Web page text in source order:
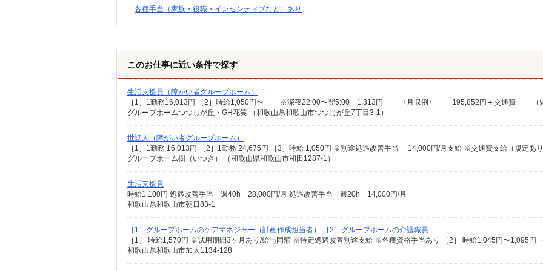
各種手当（家族・役職・インセンティブなど）あり
このお仕事に近い条件で探す
生活支援員（障がい者グループホーム）
グループホームつつじが丘・GH花笑 （和歌山県和歌山市つつじが丘7丁目3-1）
世話人（障がい者グループホーム）
［1］1勤務 16,013円 ［2］1勤務 24,675円 ［3］時給 1,050円 ※別途処遇改善手当 14,000円/月支給 ※交通費支給（規定あり
グループホーム樹（いつき） （和歌山県和歌山市和田1287-1）
生活支援員
時給1,100円 処遇改善手当 週40h 28,000円/月 処遇改善手当 週20h 14,000円/月
和歌山県和歌山市朝日83-1
［1］グループホームのケアマネジャー（計画作成担当者） ［2］グループホームの介護職員
和歌山県和歌山市加太1134-128